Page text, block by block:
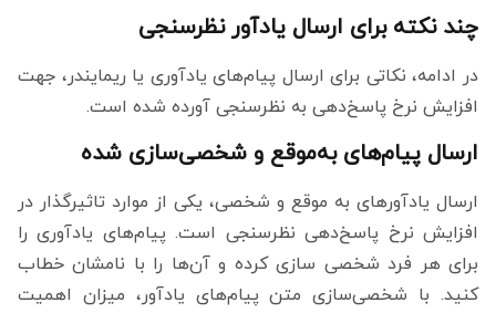
چند نکته برای ارسال یادآور نظرسنجی
در ادامه، نکاتی برای ارسال پیام‌های یادآوری یا ریمایندر، جهت
افزایش نرخ پاسخ‌دهی به نظرسنجی آورده شده است.
ارسال پیام‌های به‌موقع و شخصی‌سازی شده
ارسال یادآورهای به موقع و شخصی، یکی از موارد تاثیرگذار در
افزایش نرخ پاسخ‌دهی نظرسنجی است. پیام‌های یادآوری را
برای هر فرد شخصی سازی کرده و آن‌ها را با نامشان خطاب
کنید. با شخصی‌سازی متن پیام‌های یادآور، میزان اهمیت